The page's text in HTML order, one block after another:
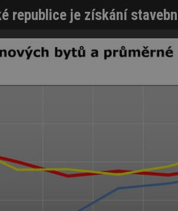
republice je získání